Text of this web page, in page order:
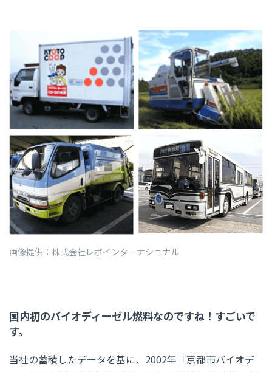
画像提供：株式会社レボインターナショナル
国内初のバイオディーゼル燃料なのですね！すごいで
す。
当社の蓄積したデータを基に、2002年「京都市バイオデ